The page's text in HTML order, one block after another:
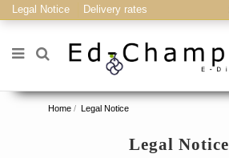
Legal Notice Delivery rates
Home Legal Notice
Legal Notice